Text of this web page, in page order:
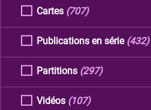
Cartes (707)
Publications en série (432)
Partitions (297)
Vidéos (107)